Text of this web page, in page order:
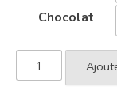
Chocolat